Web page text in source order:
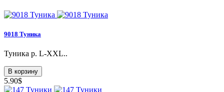
9018 Туника
Туника р. L-XXL..
В корзину
5.90$